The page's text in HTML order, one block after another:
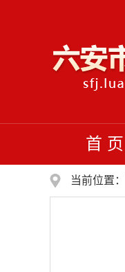
首 页
当前位置：